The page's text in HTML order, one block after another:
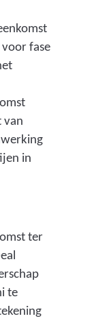
a
n
d
e
fase
van
in
ter
te